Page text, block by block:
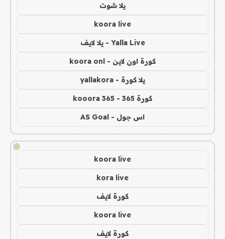
يلا شوت
koora live
Yalla Live - يلا لايف
كورة اون لاين - koora onl
يلا كورة - yallakora
كورة 365 - kooora 365
اس جول - AS Goal
!
koora live
kora live
كورة لايف
koora live
كورة لايف